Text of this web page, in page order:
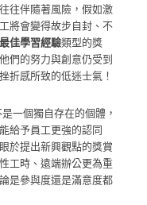
往伴隨著風險，假如激
將會變得故步自封、不
最佳學習經驗類型的獎
們的努力與創意仍受到
折感所致的低迷士氣！
一個獨自存在的個體，
給予員工更強的認同
於提出新興觀點的獎賞
工時、遠端辦公更為重
是參與度還是滿意度都